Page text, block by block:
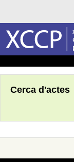
Cerca d'actes